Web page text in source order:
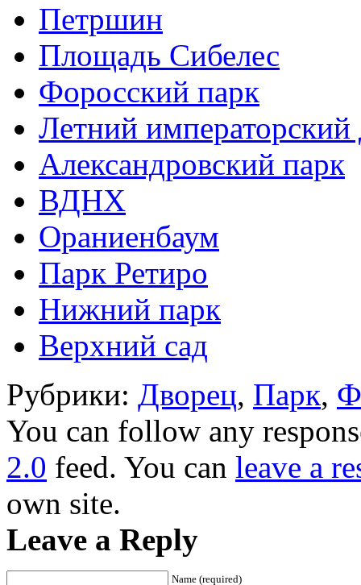
Петршин
Площадь Сибелес
Форосский парк
Летний императорский
Александровский парк
ВДНХ
Ораниенбаум
Парк Ретиро
Нижний парк
Верхний сад
Рубрики: Дворец, Парк,
You can follow any
2.0 feed. You can leave a
own site.
Leave a Reply
Name (required)